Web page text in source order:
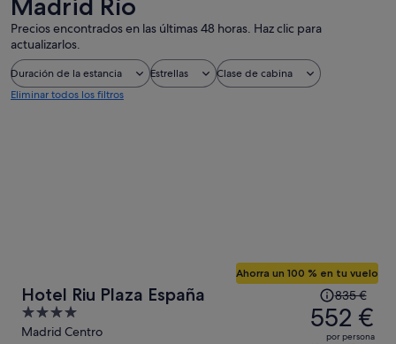
Madrid Río
Precios encontrados en las últimas 48 horas. Haz clic para
actualizarlos.
Duración de la estancia Estrellas
Clase de cabina
Eliminar todos los filtros
Hotel Riu Plaza España
4
out
Madrid Centro
Ahorra un 100 % en tu vuelo
El
precio
era
835 €
552 €
por persona